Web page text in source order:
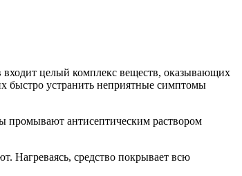
входит целый комплекс веществ, оказывающих
быстро устранить неприятные симптомы
промывают антисептическим раствором
Нагреваясь, средство покрывает всю